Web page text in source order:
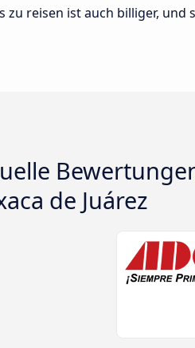
zu reisen ist auch billiger, und
de Juárez